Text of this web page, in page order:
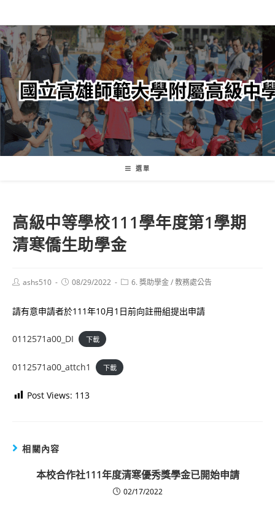
轉
至
主
內
容
選單
高級中等學校111學年度第1學期
清寒僑生助學金
Postashs510
Post08/29/2022
Post6. 獎助學金/教務處公告
請有意申請者於111年10月1日前向註冊組提出申請
0112571a00_DI 下載
0112571a00_attch1 下載
Post Views: 113
相關內容
本校合作社111年度清寒優秀獎學金已開始申請
02/17/2022